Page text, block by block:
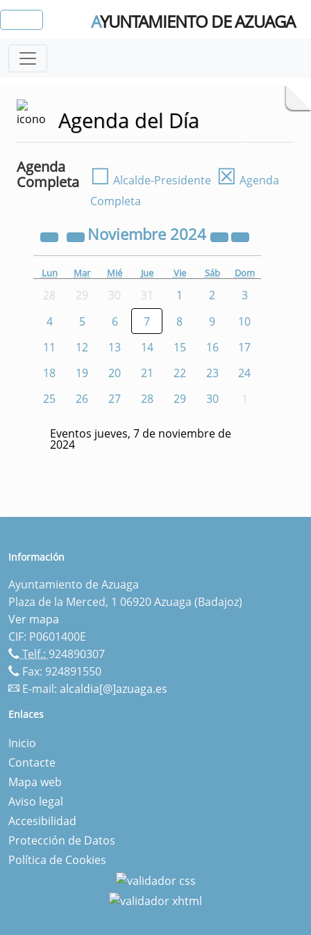
AYUNTAMIENTO DE AZUAGA
Agenda del Día
Agenda
Completa
☐ Alcalde-Presidente ☒ Agenda
Completa
Noviembre 2024
Lun Mar Mié Jue Vie Sáb Dom
28 29 30 31 1 2
3
4
5 6 7 8 9
10
11
12 13 14 15 16
17
18
19 20 21 22 23
24
25
26 27 28 29 30 1
Eventos jueves, 7 de noviembre de
2024
Información
Ayuntamiento de Azuaga
Plaza de la Merced, 1 06920 Azuaga (Badajoz)
Ver mapa
CIF: P0601400E
Telf.: 924890307
Fax: 924891550
E-mail: alcaldia[@]azuaga.es
Enlaces
Inicio
Contacte
Mapa web
Aviso legal
Accesibilidad
Protección de Datos
Política de Cookies